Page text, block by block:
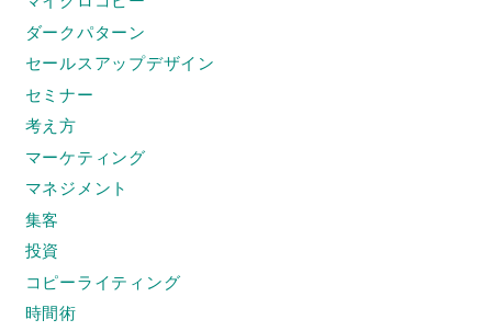
ダークパターン
セールスアップデザイン
セミナー
考え方
マーケティング
マネジメント
集客
投資
コピーライティング
時間術